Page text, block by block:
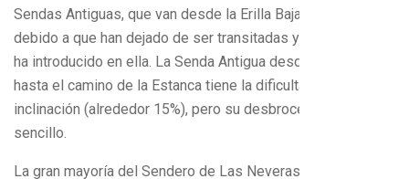
Sendas Antiguas, que van desde la Erilla Baja-Erilla Alta,
debido a que han dejado de ser transitadas y la maleza se
ha introducido en ella. La Senda Antigua desde la Erilla Baja
hasta el camino de la Estanca tiene la dificultad de su
inclinación (alrededor 15%), pero su desbroce es más
sencillo.
La gran mayoría del Sendero de Las Neveras transcurre por